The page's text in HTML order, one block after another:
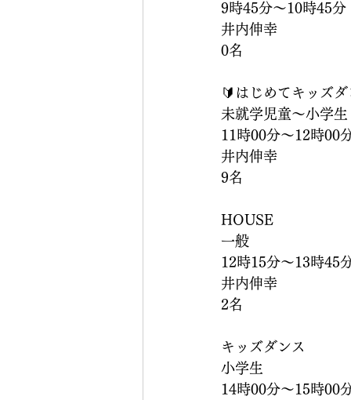
9時45分〜10時45分
井内伸幸
0名
🔰はじめてキッズダ
未就学児童〜小学生
11時00分〜12時00
井内伸幸
9名
HOUSE
一般
12時15分〜13時45
井内伸幸
2名
キッズダンス
小学生
14時00分〜15時00